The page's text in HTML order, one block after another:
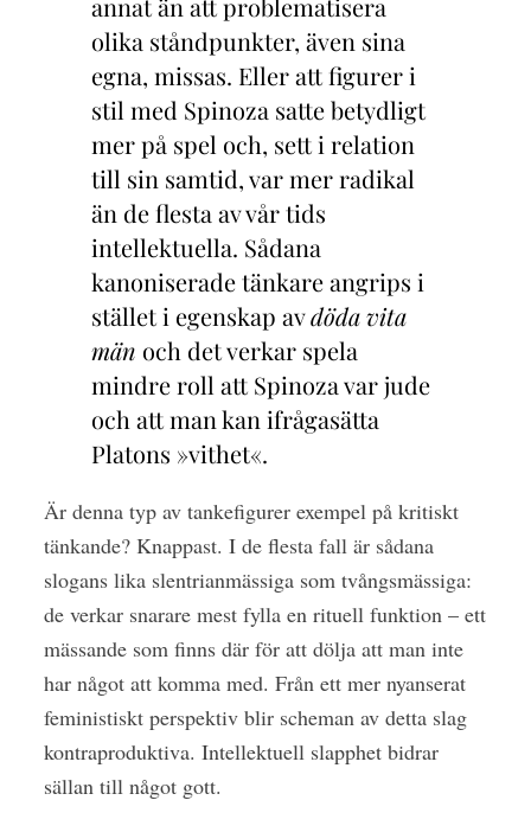
olika ståndpunkter, även sina
egna, missas. Eller att figurer i
stil med Spinoza satte betydligt
mer på spel och, sett i relation
till sin samtid, var mer radikal
än de flesta av vår tids
intellektuella. Sådana
kanoniserade tänkare angrips i
stället i egenskap avdöda vita
män och det verkar spela
mindre roll att Spinoza var jude
och att man kan ifrågasätta
Platons »vithet«.
Är denna typ av tankefigurer exempel på kritiskt
tänkande? Knappast. I de flesta fall är sådana
slogans lika slentrianmässiga som tvångsmässiga:
de verkar snarare mest fylla en rituell funktion – ett
mässande som finns där för att dölja att man inte
har något att komma med. Från ett mer nyanserat
feministiskt perspektiv blir scheman av detta slag
kontraproduktiva. Intellektuell slapphet bidrar
sällan till något gott.